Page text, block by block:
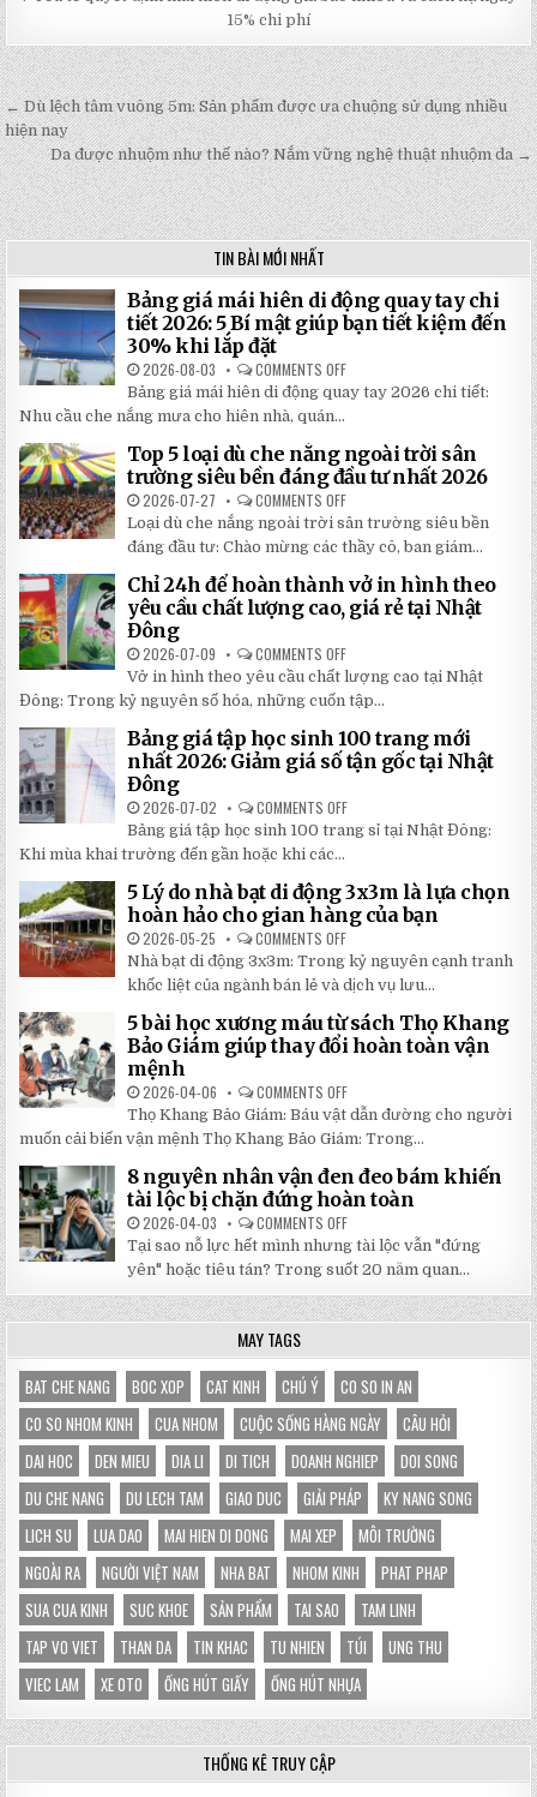
15% chi phí
Post
navigation
← Dù lệch tâm vuông 5m: Sản phẩm được ưa chuộng sử dụng nhiều
hiện nay
Da được nhuộm như thế nào? Nắm vững nghệ thuật nhuộm da →
TIN BÀI MỚI NHẤT
Bảng giá mái hiên di động quay tay chi
tiết 2026: 5 Bí mật giúp bạn tiết kiệm đến
30% khi lắp đặt
2026-08-03 COMMENTS OFF
BẢNG
GIÁ
ĐỘNG
QUAY
TAY
TIẾT
2026:
5
BÍ
MẬT
GIÚP
BẠN
TIẾT
KHI
LẮP
ĐẶT
Bảng giá mái hiên di động quay tay 2026 chi tiết:
Nhu cầu che nắng mưa cho hiên nhà, quán...
Top 5 loại dù che nắng ngoài trời sân
trường siêu bền đáng đầu tư nhất 2026
2026-07-27 COMMENTS OFF
TOP
5
LOẠI
DÙ
CHE
NẮNG
NGOÀI
TRỜI
BỀN
ĐÁNG
ĐẦU
NHẤT
2026
Loại dù che nắng ngoài trời sân trường siêu bền
đáng đầu tư: Chào mừng các thầy cô, ban giám...
Chỉ 24h để hoàn thành vở in hình theo
yêu cầu chất lượng cao, giá rẻ tại Nhật
Đông
2026-07-09 COMMENTS OFF
CHỈ
24H
ĐỂ
HOÀN
VỞ
IN
HÌNH
YÊU
CHẤT
LƯỢNG
RẺ
TẠI
NHẬT
ĐÔNG
Vở in hình theo yêu cầu chất lượng cao tại Nhật
Đông: Trong kỷ nguyên số hóa, những cuốn tập...
Bảng giá tập học sinh 100 trang mới
nhất 2026: Giảm giá số tận gốc tại Nhật
Đông
2026-07-02 COMMENTS OFF
BẢNG
GIÁ
100
TRANG
MỚI
2026:
GIẢM
GIÁ
SỐ
TẬN
GỐC
TẠI
NHẬT
Bảng giá tập học sinh 100 trang sỉ tại Nhật Đông:
Khi mùa khai trường đến gần hoặc khi các...
5 Lý do nhà bạt di động 3x3m là lựa chọn
hoàn hảo cho gian hàng của bạn
2026-05-25 COMMENTS OFF
5
LÝ
DO
NHÀ
BẠT
DI
ĐỘNG
3X3M
LỰA
HOÀN
HẢO
CHO
HÀNG
CỦA
BẠN
Nhà bạt di động 3x3m: Trong kỷ nguyên cạnh tranh
khốc liệt của ngành bán lẻ và dịch vụ lưu...
5 bài học xương máu từ sách Thọ Khang
Bảo Giám giúp thay đổi hoàn toàn vận
mệnh
2026-04-06 COMMENTS OFF
5
BÀI
HỌC
XƯƠNG
MÁU
TỪ
SÁCH
THỌ
BẢO
GIÁM
GIÚP
THAY
ĐỔI
HOÀN
TOÀN
Thọ Khang Bảo Giám: Báu vật dẫn đường cho người
muốn cải biến vận mệnh Thọ Khang Bảo Giám: Trong...
8 nguyên nhân vận đen đeo bám khiến
tài lộc bị chặn đứng hoàn toàn
2026-04-03 COMMENTS OFF
NGUYÊN
NHÂN
VẬN
ĐEN
ĐEO
BÁM
LỘC
BỊ
CHẶN
ĐỨNG
HOÀN
TOÀN
Tại sao nỗ lực hết mình nhưng tài lộc vẫn "đứng
yên" hoặc tiêu tán? Trong suốt 20 năm quan...
MAY TAGS
BAT CHE NANG BOC XOP CAT KINH CHÚ Ý
CO SO IN AN
CO SO NHOM KINH
CUA NHOM CUỘC SỐNG HÀNG NGÀY
CÂU HỎI
DAI HOC
DEN MIEU DIA LI DI TICH DOANH NGHIEP
DOI SONG
DU CHE NANG
DU LECH TAM GIAO DUC GIẢI PHÁP
KY NANG SONG
LICH SU
LUA DAO MAI HIEN DI DONG MAI XEP
MÔI TRƯỜNG
NGOÀI RA
NGƯỜI VIỆT NAM NHA BAT NHOM KINH
PHAT PHAP
SUA CUA KINH
SUC KHOE SẢN PHẨM TAI SAO
TAM LINH
TAP VO VIET
THAN DA TIN KHAC TU NHIEN TÚI
UNG THU
VIEC LAM
XE OTO ỐNG HÚT GIẤY ỐNG HÚT NHỰA
THỐNG KÊ TRUY CẬP